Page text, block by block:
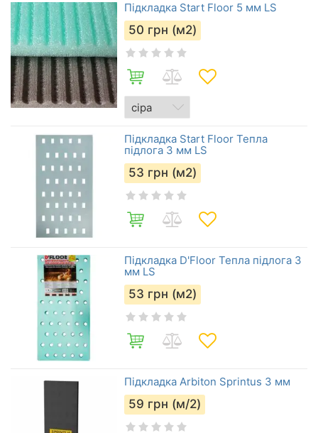
Підкладка Start Floor 5 мм LS
50 грн (м2)
Підкладка Start Floor Тепла
підлога 3 мм LS
53 грн (м2)
Підкладка D'Floor Тепла підлога 3
мм LS
53 грн (м2)
Підкладка Arbiton Sprintus 3 мм
59 грн (м/2)